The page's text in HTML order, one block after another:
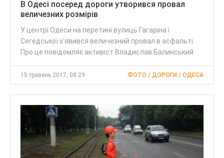
В Одесі посеред дороги утворився провал
величезних розмірів
У центрі Одеси на перетині вулиць Гагаріна і
Сегедської з'явився величезний провал в асфальті.
Про це повідомляє активіст Владислав Балинський
15 травень 2017, 08:29 ФОТО / ДОРОГИ / ОДЕСА